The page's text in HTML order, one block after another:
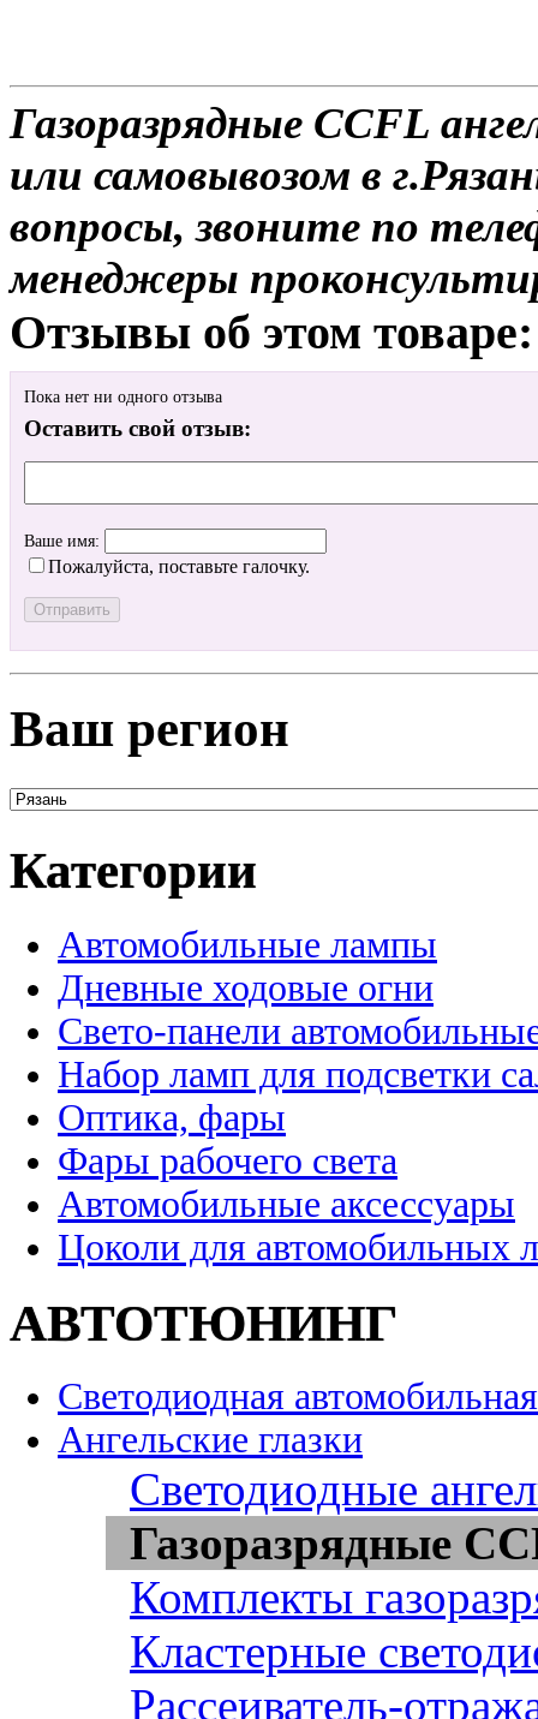
Газоразрядные CCFL
или самовывозом в
вопросы, звоните по
менеджеры
Отзывы об этом товаре:
Пока нет ни одного отзыва
Оставить свой отзыв:
Ваше имя:
Пожалуйста, поставьте галочку.
Ваш регион
Категории
Автомобильные лампы
Дневные ходовые огни
Свето-панели
Набор ламп для подсветки
Оптика, фары
Фары рабочего света
Автомобильные аксессуары
Цоколи для автомобильных
АВТОТЮНИНГ
Светодиодная
Ангельские глазки
Светодиодные
Газоразрядные
Комплекты
Кластерные
Рассеиватель-